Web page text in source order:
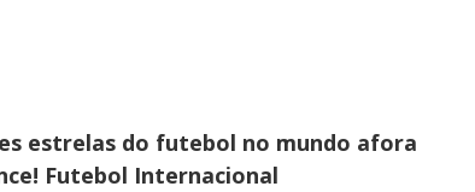
estrelas do futebol no mundo afora
Futebol Internacional